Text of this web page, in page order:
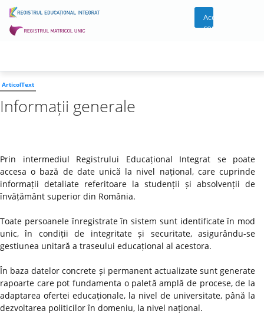
Acces
cont
ArticolText
Informații generale
Prin intermediul Registrului Educațional Integrat se poate
accesa o bază de date unică la nivel național, care cuprinde
informații detaliate referitoare la studenții și absolvenții de
învățământ superior din România.
Toate persoanele înregistrate în sistem sunt identificate în mod
unic, în condiții de integritate și securitate, asigurându-se
gestiunea unitară a traseului educațional al acestora.
În baza datelor concrete și permanent actualizate sunt generate
rapoarte care pot fundamenta o paletă amplă de procese, de la
adaptarea ofertei educaționale, la nivel de universitate, până la
dezvoltarea politicilor în domeniu, la nivel național.